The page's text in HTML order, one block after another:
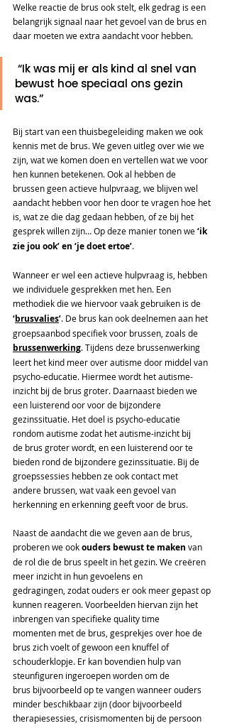
Welke reactie de brus ook stelt, elk gedrag is een
belangrijk signaal naar het gevoel van de brus en
daar moeten we extra aandacht voor hebben.
“Ik was mij er als kind al snel van
bewust hoe speciaal ons gezin
was.”
Bij start van een thuisbegeleiding maken we ook
kennis met de brus. We geven uitleg over wie we
zijn, wat we komen doen en vertellen wat we voor
hen kunnen betekenen. Ook al hebben de
brussen geen actieve hulpvraag, we blijven wel
aandacht hebben voor hen door te vragen hoe het
is, wat ze die dag gedaan hebben, of ze bij het
gesprek willen zijn… Op deze manier tonen we ‘ik
zie jou ook’ en ‘je doet ertoe’.
Wanneer er wel een actieve hulpvraag is, hebben
we individuele gesprekken met hen. Een
methodiek die we hiervoor vaak gebruiken is de
‘brusvalies’. De brus kan ook deelnemen aan het
groepsaanbod specifiek voor brussen, zoals de
brussenwerking. Tijdens deze brussenwerking
leert het kind meer over autisme door middel van
psycho-educatie. Hiermee wordt het autisme-
inzicht bij de brus groter. Daarnaast bieden we
een luisterend oor voor de bijzondere
gezinssituatie. Het doel is psycho-educatie
rondom autisme zodat het autisme-inzicht bij
de brus groter wordt, en een luisterend oor te
bieden rond de bijzondere gezinssituatie. Bij de
groepssessies hebben ze ook contact met
andere brussen, wat vaak een gevoel van
herkenning en erkenning geeft voor de brus.
Naast de aandacht die we geven aan de brus,
proberen we ook ouders bewust te maken van
de rol die de brus speelt in het gezin. We creëren
meer inzicht in hun gevoelens en
gedragingen, zodat ouders er ook meer gepast op
kunnen reageren. Voorbeelden hiervan zijn het
inbrengen van specifieke quality time
momenten met de brus, gesprekjes over hoe de
brus zich voelt of gewoon een knuffel of
schouderklopje. Er kan bovendien hulp van
steunfiguren ingeroepen worden om de
brus bijvoorbeeld op te vangen wanneer ouders
minder beschikbaar zijn (door bijvoorbeeld
therapiesessies, crisismomenten bij de persoon